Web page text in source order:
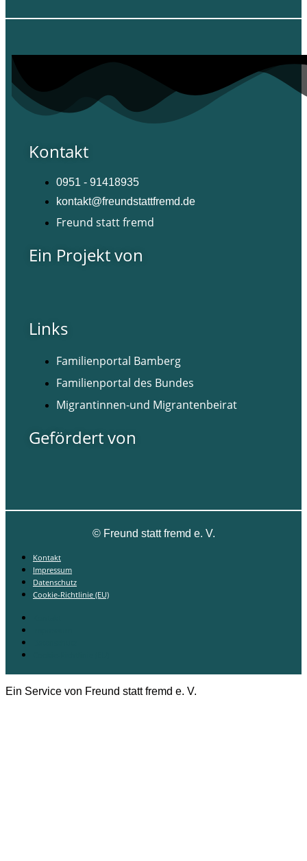
Kontakt
0951 - 91418935
kontakt@freundstattfremd.de
Freund statt fremd
Ein Projekt von
Links
Familienportal Bamberg
Familienportal des Bundes
Migrantinnen-und Migrantenbeirat
Gefördert von
©Freund statt fremd e. V.
Kontakt
Impressum
Datenschutz
Cookie-Richtlinie (EU)
Ein Service von Freund statt fremd e. V.